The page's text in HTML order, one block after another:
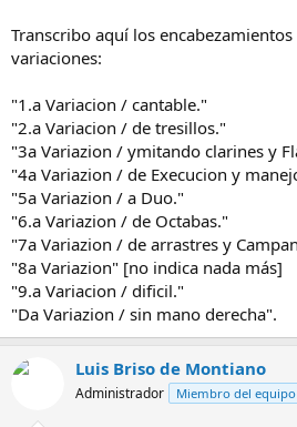
Transcribo aquí los
variaciones:
"1.a Variacion / cantable."
"2.a Variacion / de tresillos."
"3a Variazion / ymitando clarines y
"4a Variazion / de Execucion y
"5a Variazion / a Duo."
"6.a Variazion / de Octabas."
"7a Variazion / de arrastres y
"8a Variazion" [no indica nada más]
"9.a Variacion / dificil."
"Da Variazion / sin mano derecha".
Luis Briso de Montiano
Administrador Miembro del equipo